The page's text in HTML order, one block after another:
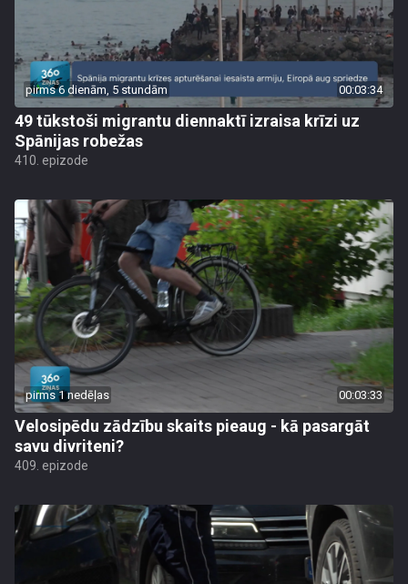
pirms 6 dienām, 5 stundām 00:03:34
49 tūkstoši migrantu diennaktī izraisa krīzi uz
Spānijas robežas
410. epizode
pirms 1 nedēļas 00:03:33
Velosipēdu zādzību skaits pieaug - kā pasargāt
savu divriteni?
409. epizode